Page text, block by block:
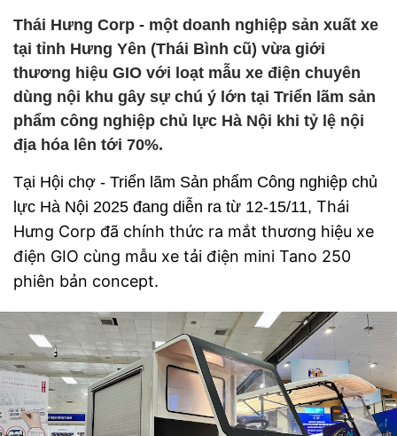
Thái Hưng Corp - một doanh nghiệp sản xuất xe
tại tỉnh Hưng Yên (Thái Bình cũ) vừa giới
thương hiệu GIO với loạt mẫu xe điện chuyên
dùng nội khu gây sự chú ý lớn tại Triển lãm sản
phẩm công nghiệp chủ lực Hà Nội khi tỷ lệ nội
địa hóa lên tới 70%.
Tại Hội chợ - Triển lãm Sản phẩm Công nghiệp chủ
lực Hà Nội 2025 đang diễn ra từ 12-15/11, Thái
Hưng Corp đã chính thức ra mắt thương hiệu xe
điện GIO cùng mẫu xe tải điện mini Tano 250
phiên bản concept.